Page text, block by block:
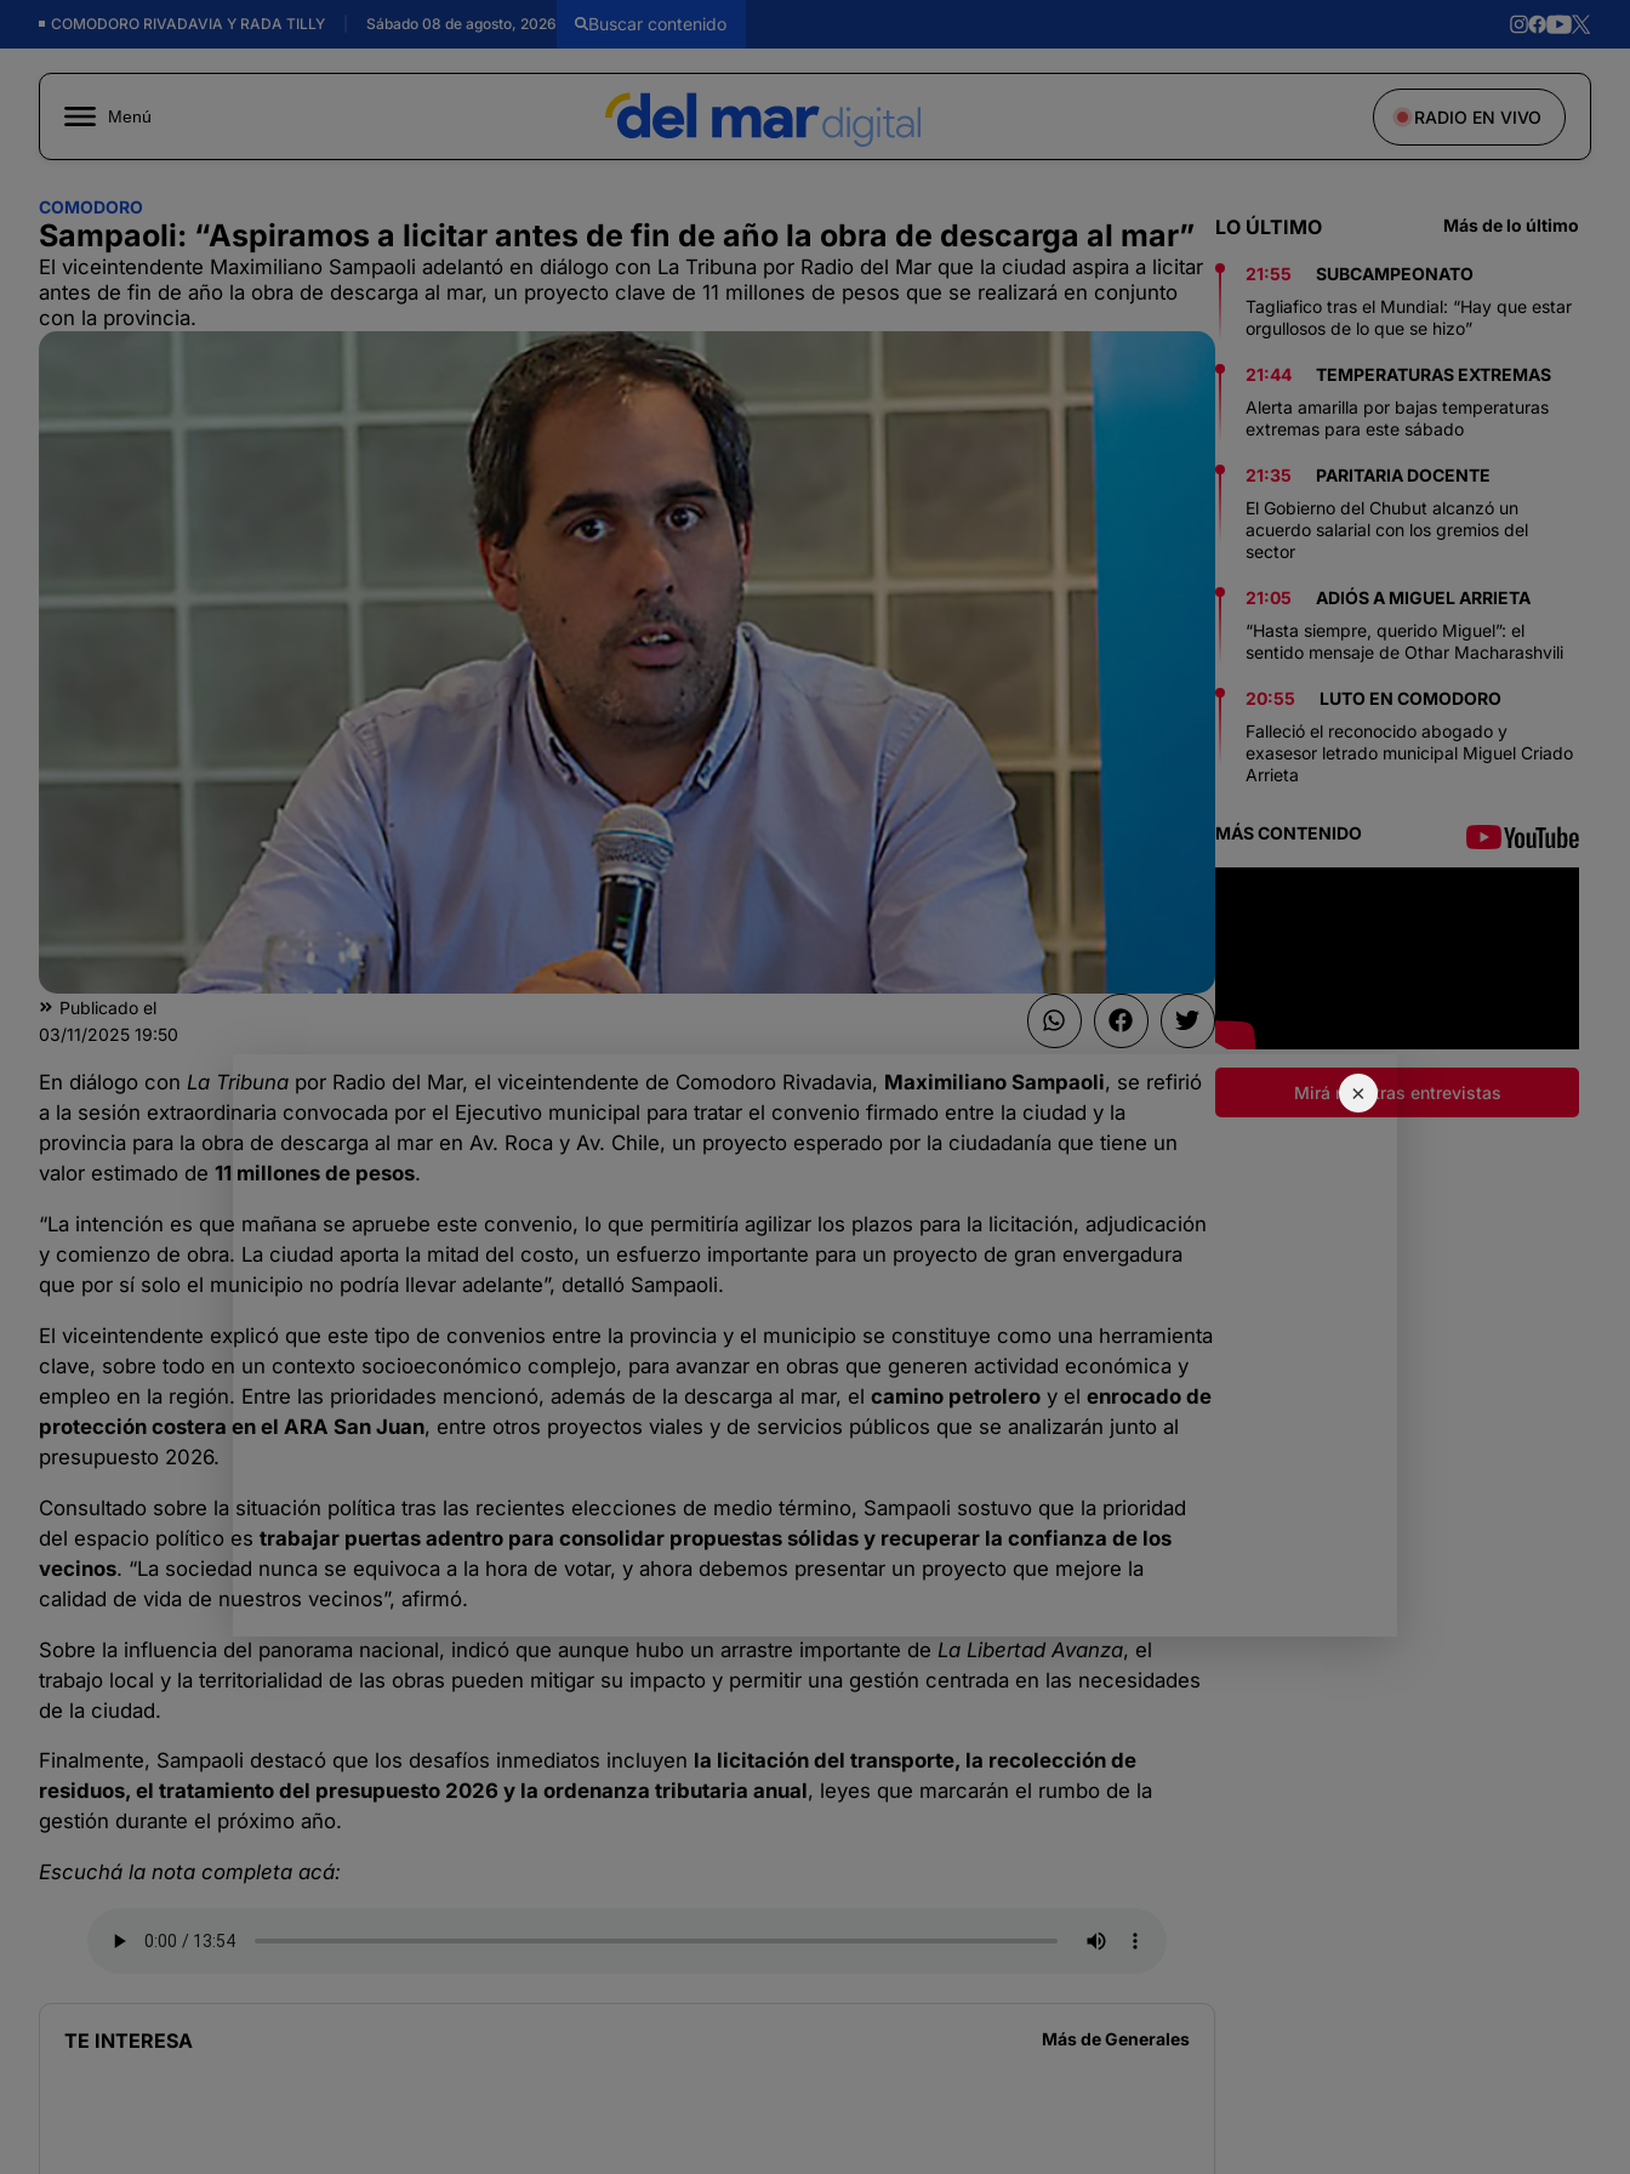
COMODORO RIVADAVIA Y RADA TILLY Sábado 08 de agosto, 2026
Menú RADIO EN VIVO
×
COMODORO
Sampaoli: “Aspiramos a licitar antes de fin de año la obra de descarga al mar”
El viceintendente Maximiliano Sampaoli adelantó en diálogo con La Tribuna por Radio del Mar que la ciudad aspira a licitar
antes de fin de año la obra de descarga al mar, un proyecto clave de 11 millones de pesos que se realizará en conjunto
con la provincia.
Publicado el
03/11/2025 19:50
En diálogo con La Tribuna por Radio del Mar, el viceintendente de Comodoro Rivadavia, Maximiliano Sampaoli, se refirió
a la sesión extraordinaria convocada por el Ejecutivo municipal para tratar el convenio firmado entre la ciudad y la
provincia para la obra de descarga al mar en Av. Roca y Av. Chile, un proyecto esperado por la ciudadanía que tiene un
valor estimado de 11 millones de pesos.
“La intención es que mañana se apruebe este convenio, lo que permitiría agilizar los plazos para la licitación, adjudicación
y comienzo de obra. La ciudad aporta la mitad del costo, un esfuerzo importante para un proyecto de gran envergadura
que por sí solo el municipio no podría llevar adelante”, detalló Sampaoli.
El viceintendente explicó que este tipo de convenios entre la provincia y el municipio se constituye como una herramienta
clave, sobre todo en un contexto socioeconómico complejo, para avanzar en obras que generen actividad económica y
empleo en la región. Entre las prioridades mencionó, además de la descarga al mar, el camino petrolero y el enrocado de
protección costera en el ARA San Juan, entre otros proyectos viales y de servicios públicos que se analizarán junto al
presupuesto 2026.
Consultado sobre la situación política tras las recientes elecciones de medio término, Sampaoli sostuvo que la prioridad
del espacio político es trabajar puertas adentro para consolidar propuestas sólidas y recuperar la confianza de los
vecinos. “La sociedad nunca se equivoca a la hora de votar, y ahora debemos presentar un proyecto que mejore la
calidad de vida de nuestros vecinos”, afirmó.
Sobre la influencia del panorama nacional, indicó que aunque hubo un arrastre importante de La Libertad Avanza, el
trabajo local y la territorialidad de las obras pueden mitigar su impacto y permitir una gestión centrada en las necesidades
de la ciudad.
Finalmente, Sampaoli destacó que los desafíos inmediatos incluyen la licitación del transporte, la recolección de
residuos, el tratamiento del presupuesto 2026 y la ordenanza tributaria anual, leyes que marcarán el rumbo de la
gestión durante el próximo año.
Escuchá la nota completa acá:
TE INTERESA Más deGenerales
LO ÚLTIMO Más de lo último
21:55
SUBCAMPEONATO
Tagliafico tras el Mundial: “Hay que estar
orgullosos de lo que se hizo”
21:44
TEMPERATURAS EXTREMAS
Alerta amarilla por bajas temperaturas
extremas para este sábado
21:35
PARITARIA DOCENTE
El Gobierno del Chubut alcanzó un
acuerdo salarial con los gremios del
sector
21:05
ADIÓS A MIGUEL ARRIETA
“Hasta siempre, querido Miguel”: el
sentido mensaje de Othar Macharashvili
20:55
LUTO EN COMODORO
Falleció el reconocido abogado y
exasesor letrado municipal Miguel Criado
Arrieta
MÁS CONTENIDO
Mirá nuestras entrevistas